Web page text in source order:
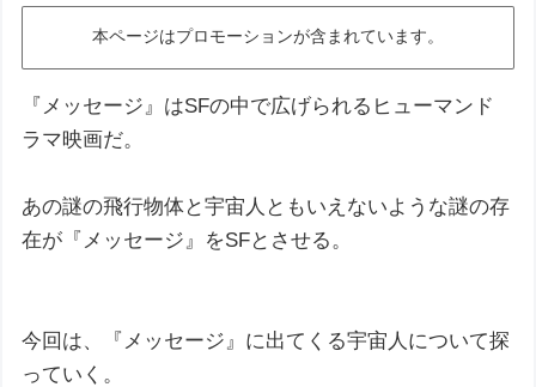
本ページはプロモーションが含まれています。
『メッセージ』はSFの中で広げられるヒューマンド
ラマ映画だ。
あの謎の飛行物体と宇宙人ともいえないような謎の存
在が『メッセージ』をSFとさせる。
今回は、『メッセージ』に出てくる宇宙人について探
っていく。